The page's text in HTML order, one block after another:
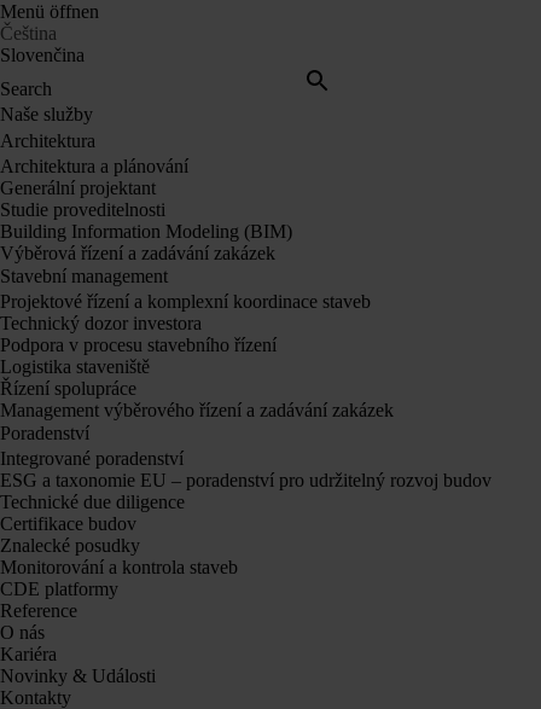
Menü öffnen
Čeština
Slovenčina
Search
Naše služby
Architektura
Architektura a plánování
Generální projektant
Studie proveditelnosti
Building Information Modeling (BIM)
Výběrová řízení a zadávání zakázek
Stavební management
Projektové řízení a komplexní koordinace staveb
Technický dozor investora
Podpora v procesu stavebního řízení
Logistika staveniště
Řízení spolupráce
Management výběrového řízení a zadávání zakázek
Poradenství
Integrované poradenství
ESG a taxonomie EU – poradenství pro udržitelný rozvoj budov
Technické due diligence
Certifikace budov
Znalecké posudky
Monitorování a kontrola staveb
CDE platformy
Reference
O nás
Kariéra
Novinky & Události
Kontakty